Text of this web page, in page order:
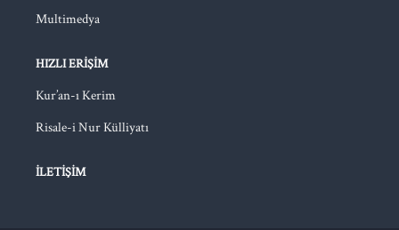
Multimedya
HIZLI ERIŞIM
Kur’an-ı Kerim
Risale-i Nur Külliyatı
İLETIŞIM